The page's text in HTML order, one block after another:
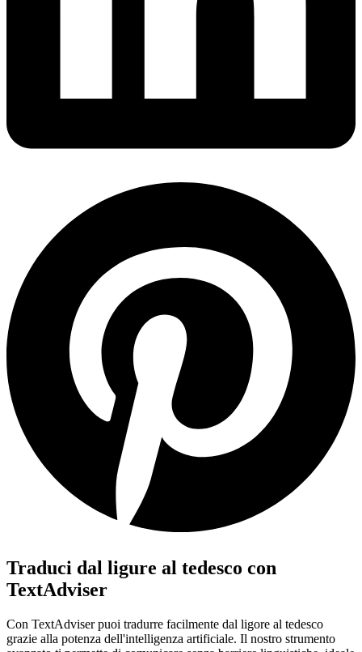
Traduci dal ligure al tedesco con
TextAdviser
Con TextAdviser puoi tradurre facilmente dal ligore al tedesco
grazie alla potenza dell'intelligenza artificiale. Il nostro strumento